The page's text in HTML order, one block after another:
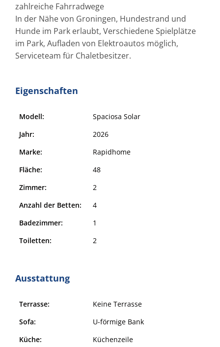
zahlreiche Fahrradwege
In der Nähe von Groningen, Hundestrand und
Hunde im Park erlaubt, Verschiedene Spielplätze
im Park, Aufladen von Elektroautos möglich,
Serviceteam für Chaletbesitzer.
Eigenschaften
Modell:
Spaciosa Solar
Jahr:
2026
Marke:
Rapidhome
Fläche:
48
Zimmer:
2
Anzahl der Betten:
4
Badezimmer:
1
Toiletten:
2
Ausstattung
Terrasse:
Keine Terrasse
Sofa:
U-förmige Bank
Küche:
Küchenzeile